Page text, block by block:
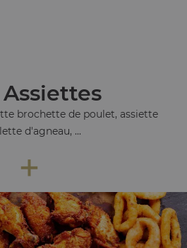
Assiettes
brochette de poulet, assiette
d'agneau, ...
+